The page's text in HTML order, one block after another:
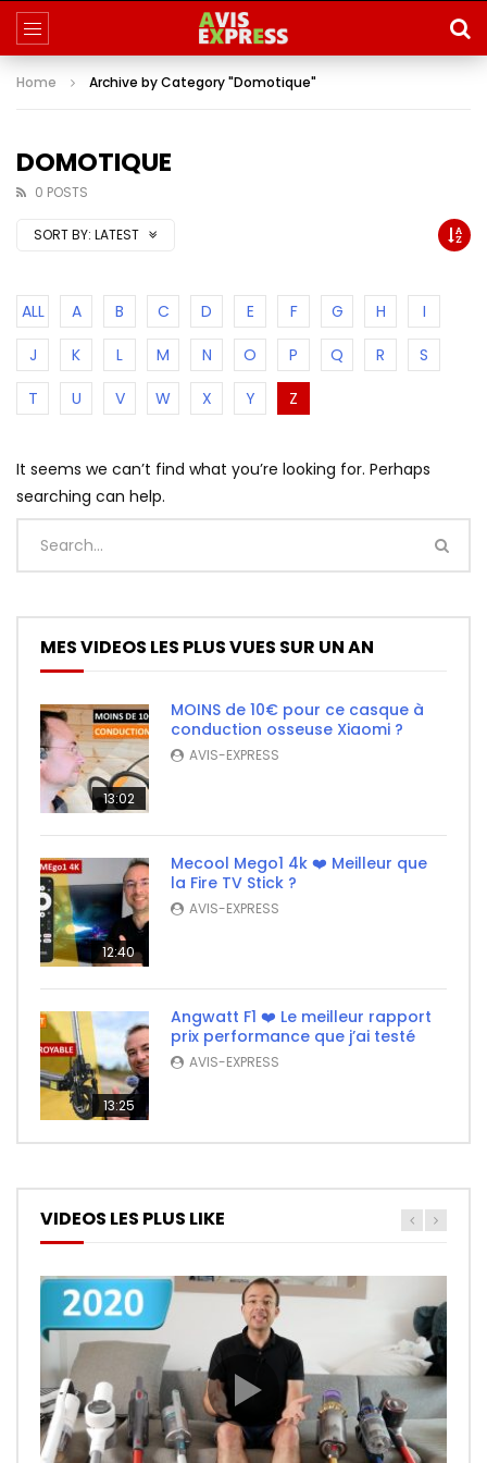
Home Archive by Category "Domotique"
DOMOTIQUE
0 POSTS
SORT BY: LATEST
ALL A B C D E F G H
I
J
K L M N O P Q R
S
T
U V W X Y Z
It seems we can’t find what you’re looking for. Perhaps
searching can help.
MES VIDEOS LES PLUS VUES SUR UN AN
13:02
MOINS de 10€ pour ce casque à
conduction osseuse Xiaomi ?
AVIS-EXPRESS
12:40
Mecool Mego1 4k ❤️ Meilleur que
la Fire TV Stick ?
AVIS-EXPRESS
13:25
Angwatt F1 ❤️ Le meilleur rapport
prix performance que j’ai testé
AVIS-EXPRESS
VIDEOS LES PLUS LIKE